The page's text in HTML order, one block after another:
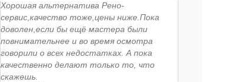
Хорошая альтернатива Рено-
сервис,качество тоже,цены ниже.Пока
доволен,если бы ещё мастера были
повнимательнее и во время осмотра
говорили о всех недостатках. А пока
качественно делают только то, что
скажешь.